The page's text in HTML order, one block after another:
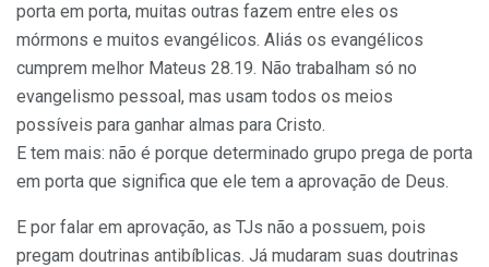
porta em porta, muitas outras fazem entre eles os
mórmons e muitos evangélicos. Aliás os evangélicos
cumprem melhor Mateus 28.19. Não trabalham só no
evangelismo pessoal, mas usam todos os meios
possíveis para ganhar almas para Cristo.
E tem mais: não é porque determinado grupo prega de porta
em porta que significa que ele tem a aprovação de Deus.
E por falar em aprovação, as TJs não a possuem, pois
pregam doutrinas antibíblicas. Já mudaram suas doutrinas